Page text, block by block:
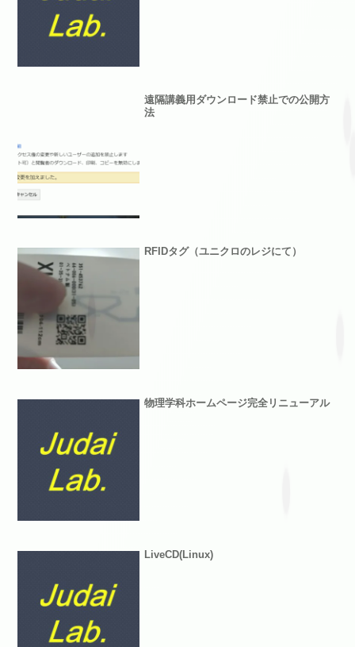
遠隔講義用ダウンロード禁止での公開方
法
RFIDタグ（ユニクロのレジにて）
物理学科ホームページ完全リニューアル
LiveCD(Linux)